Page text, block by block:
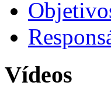
Vídeos